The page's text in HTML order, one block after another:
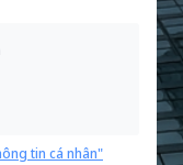
tin cá nhân"